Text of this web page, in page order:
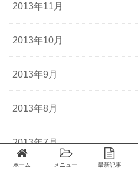
2013年11月
2013年10月
2013年9月
2013年8月
2013年7月
ホーム メニュー 最新記事
Twitter